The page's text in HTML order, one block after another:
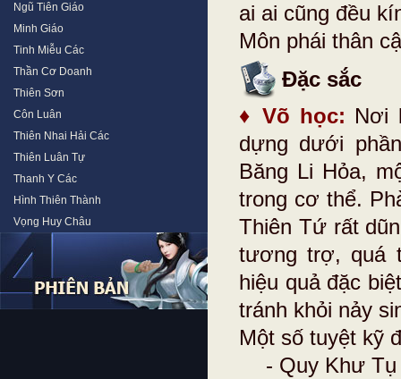
Ngũ Tiên Giáo
Minh Giáo
Tinh Miễu Các
Thần Cơ Doanh
Thiên Sơn
Côn Luân
Thiên Nhai Hải Các
Thiên Luân Tự
Thanh Y Các
Hình Thiên Thành
Vọng Huy Châu
ai ai cũng đều
Môn phái thân
Đặc sắc
♦ Võ học: Nơi
dựng dưới
Băng Li Hỏa,
trong cơ thể.
Thiên Tứ rất
tương trợ, quá
hiệu quả đặc
tránh khỏi nảy
Một số tuyệt kỹ
- Quy Khư Tụ